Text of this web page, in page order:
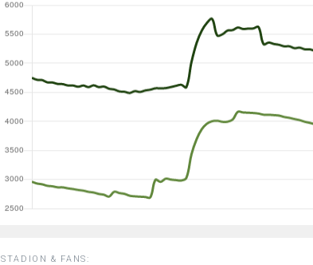
STADION & FANS: